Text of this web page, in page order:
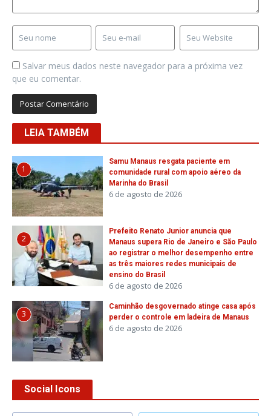
Salvar meus dados neste navegador para a próxima vez
que eu comentar.
LEIA TAMBÉM
1
Samu Manaus resgata paciente em
comunidade rural com apoio aéreo da
Marinha do Brasil
6 de agosto de 2026
2
Prefeito Renato Junior anuncia que
Manaus supera Rio de Janeiro e São Paulo
ao registrar o melhor desempenho entre
as três maiores redes municipais de
ensino do Brasil
6 de agosto de 2026
3
Caminhão desgovernado atinge casa após
perder o controle em ladeira de Manaus
6 de agosto de 2026
Social Icons